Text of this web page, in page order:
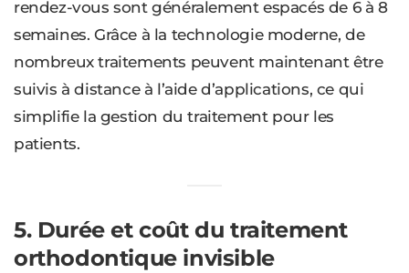
rendez-vous sont généralement espacés de 6 à 8
semaines. Grâce à la technologie moderne, de
nombreux traitements peuvent maintenant être
suivis à distance à l’aide d’applications, ce qui
simplifie la gestion du traitement pour les
patients.
5. Durée et coût du traitement
orthodontique invisible